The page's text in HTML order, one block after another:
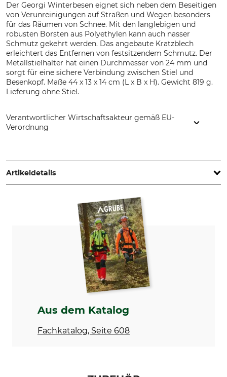
Der Georgi Winterbesen eignet sich neben dem Beseitigen
von Verunreinigungen auf Straßen und Wegen besonders
für das Räumen von Schnee. Mit den langlebigen und
robusten Borsten aus Polyethylen kann auch nasser
Schmutz gekehrt werden. Das angebaute Kratzblech
erleichtert das Entfernen von festsitzendem Schmutz. Der
Metallstielhalter hat einen Durchmesser von 24 mm und
sorgt für eine sichere Verbindung zwischen Stiel und
Besenkopf. Maße 44 x 13 x 14 cm (L x B x H). Gewicht 819 g.
Lieferung ohne Stiel.
Verantwortlicher Wirtschaftsakteur gemäß EU-
Verordnung
Steinberg, Germany, www.georgi-buersten.de
Artikeldetails
Georgi Bürstenfabrik
Produkttyp
Besen
Modellbezeichnung
Herstellung
Made in Germany
Aus dem Katalog
Fachkatalog, Seite 608